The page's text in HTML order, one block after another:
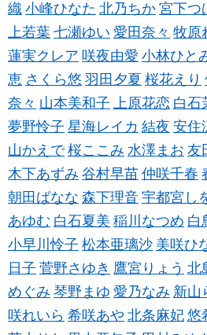
織 小峰ひなた 北乃ちか 宮下つ
上若葉 七瀬ゆい 愛田奈々 牧原
蓮実クレア 咲夜由愛 小林ひと
恵 さくら悠 羽田夕夏 桜花えり
奈々 山本美和子 上原花恋 白石
夢野怜子 星海レイカ 結夜 安住
山かえで 桜ここみ 水澤まお 友
木下あずみ 谷村早苗 仲咲千春
朝田ばなな 森下理音 宇都宮し
あゆむ 白石夏美 稲川なつめ 白
小早川怜子 松本亜璃沙 美咲ひ
日子 菅野さゆき 鷹宮りょう 北
めぐみ 琴野まゆ 愛乃なみ 新山
咲れいら 希咲あや 北条麻妃 悠